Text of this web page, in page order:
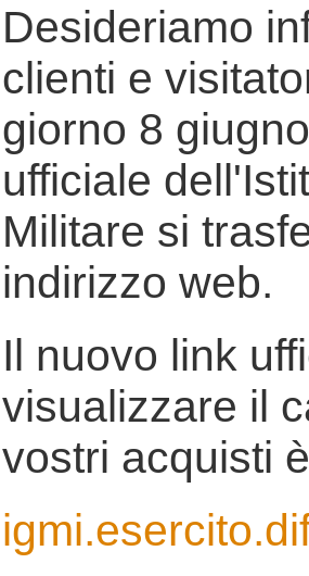
Desideriamo
clienti e
giorno 8
ufficiale
Militare si
indirizzo web.
Il nuovo link
visualizzare il
vostri acquisti